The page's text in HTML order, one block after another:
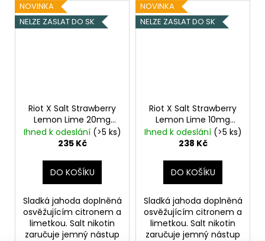
NOVINKA
NELZE ZASLAT DO SK
Riot X Salt Strawberry
Lemon Lime 20mg
Jahoda, citron a
limetka
Ihned k odeslání (>5 ks)
235 Kč
DO KOŠÍKU
Sladká jahoda doplněná
osvěžujícím citronem a
limetkou. Salt nikotin
zaručuje jemný nástup
NOVINKA
NELZE ZASLAT DO SK
Riot X Salt Strawberry
Lemon Lime 10mg
Jahoda, citron a
limetka
Ihned k odeslání (>5 ks)
238 Kč
DO KOŠÍKU
Sladká jahoda doplněná
osvěžujícím citronem a
limetkou. Salt nikotin
zaručuje jemný nástup